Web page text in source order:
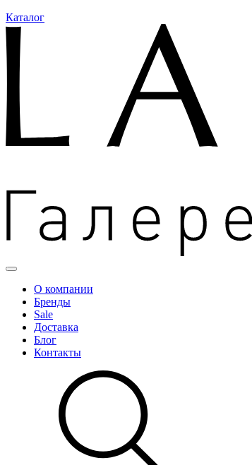
Каталог
О компании
Бренды
Sale
Доставка
Блог
Контакты